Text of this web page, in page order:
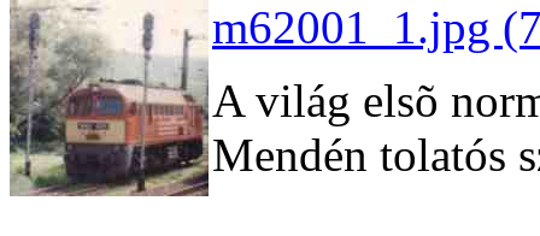
m62001_1.jpg
A világ elsõ
Mendén tolatós